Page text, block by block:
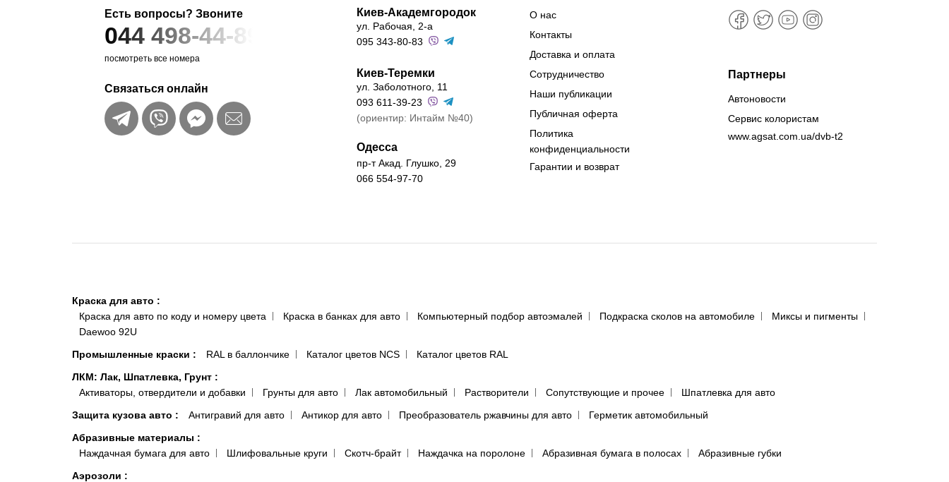
Есть вопросы? Звоните
044 498-44-89
посмотреть все номера
Связаться онлайн
Киев-Академгородок
ул. Рабочая, 2-а
095 343-80-83
Киев-Теремки
ул. Заболотного, 11
093 611-39-23
(ориентир: Интайм №40)
Одесса
пр-т Акад. Глушко, 29
066 554-97-70
О нас
Контакты
Доставка и оплата
Сотрудничество
Наши публикации
Публичная оферта
Политика
конфиденциальности
Гарантии и возврат
Партнеры
Автоновости
Сервис колористам
www.agsat.com.ua/dvb-t2
Краска для авто :
Краска для авто по коду и номеру цвета
Краска в банках для авто Компьютерный подбор автоэмалей Подкраска сколов на автомобиле
Миксы и пигменты
Daewoo 92U
Промышленные краски : RAL в баллончике Каталог цветов NCS
Каталог цветов RAL
ЛКМ: Лак, Шпатлевка, Грунт :
Активаторы, отвердители и добавки
Грунты для авто Лак автомобильный Растворители Сопутствующие и прочее
Шпатлевка для авто
Защита кузова авто : Антигравий для авто Антикор для авто Преобразователь ржавчины для авто
Герметик автомобильный
Абразивные материалы :
Наждачная бумага для авто
Шлифовальные круги Скотч-брайт Наждачка на поролоне Абразивная бумага в полосах
Абразивные губки
Аэрозоли :